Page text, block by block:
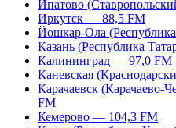
Ипатово
Иркутск — 88,5 FM
Йошкар-Ола
Казань (Республика
Калининград — 97,0 FM
Каневская
Карачаевск (Карачаево-
FM
Кемерово — 104,3 FM